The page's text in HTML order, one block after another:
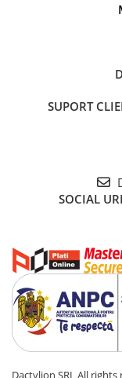
SUPORT
SOCIAL
Dactylion SRL All rights